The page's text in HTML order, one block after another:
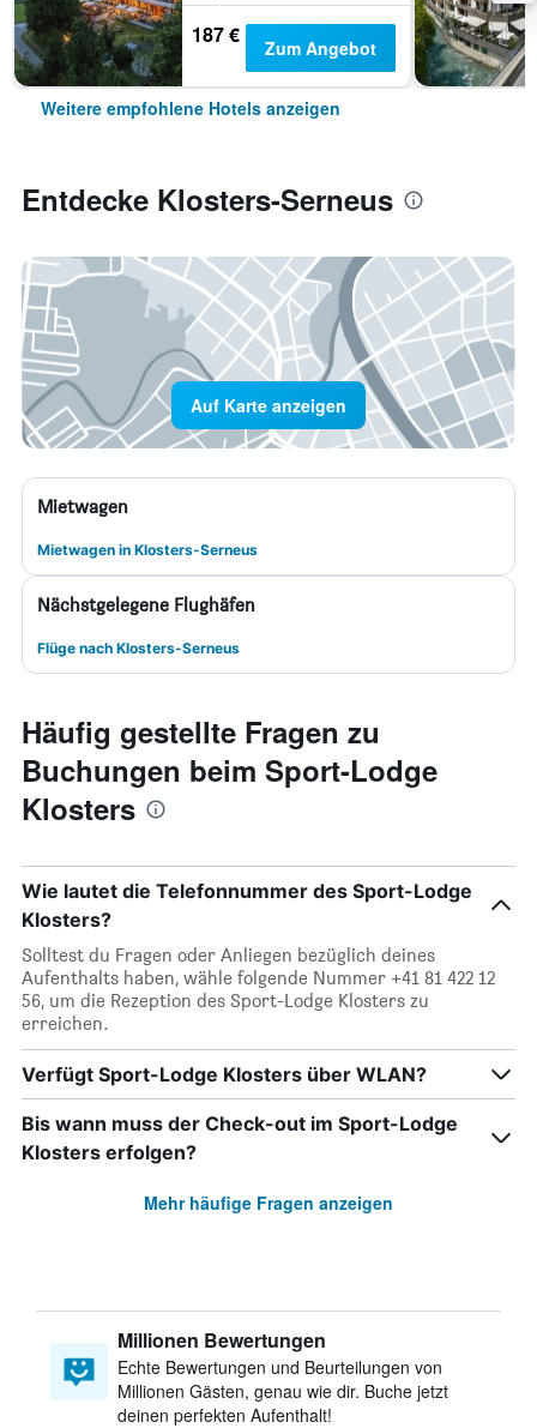
187 € Zum Angebot
Weitere empfohlene Hotels anzeigen
Entdecke Klosters-Serneus
Auf Karte anzeigen
Mietwagen
Mietwagen in Klosters-Serneus
Nächstgelegene Flughäfen
Flüge nach Klosters-Serneus
Häufig gestellte Fragen zu
Buchungen beim Sport-Lodge
Klosters
Wie lautet die Telefonnummer des Sport-Lodge
Klosters?
Solltest du Fragen oder Anliegen bezüglich deines
Aufenthalts haben, wähle folgende Nummer +41 81 422 12
56, um die Rezeption des Sport-Lodge Klosters zu
erreichen.
Verfügt Sport-Lodge Klosters über WLAN?
Bis wann muss der Check-out im Sport-Lodge
Klosters erfolgen?
Mehr häufige Fragen anzeigen
Millionen Bewertungen
Echte Bewertungen und Beurteilungen von
Millionen Gästen, genau wie dir. Buche jetzt
deinen perfekten Aufenthalt!